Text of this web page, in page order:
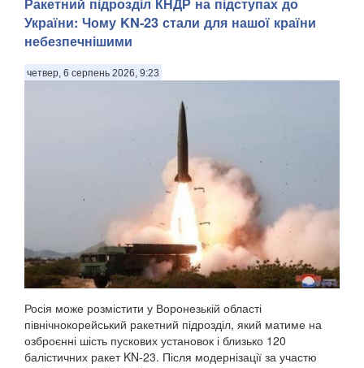
Ракетний підрозділ КНДР на підступах до
України: Чому KN-23 стали для нашої країни
небезпечнішими
четвер, 6 серпень 2026, 9:23
Росія може розмістити у Воронезькій області
північнокорейський ракетний підрозділ, який матиме на
озброєнні шість пускових установок і близько 120
балістичних ракет KN-23. Після модернізації за участю